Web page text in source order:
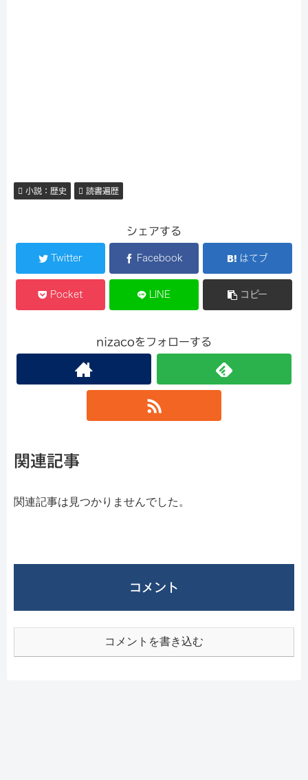
小説：歴史 読書遍歴
シェアする
Twitter Facebook はてブ
Pocket LINE コピー
nizacoをフォローする
関連記事
関連記事は見つかりませんでした。
コメント
コメントを書き込む